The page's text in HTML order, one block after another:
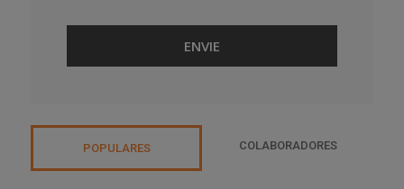
POPULARES COLABORADORES